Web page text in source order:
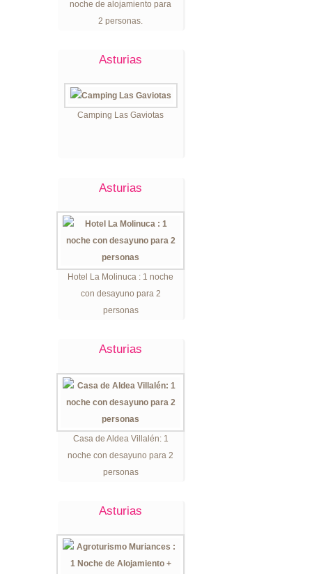
noche de alojamiento para
2 personas.
Asturias
Camping Las Gaviotas
Asturias
Hotel La Molinuca : 1 noche
con desayuno para 2
personas
Asturias
Casa de Aldea Villalén: 1
noche con desayuno para 2
personas
Asturias